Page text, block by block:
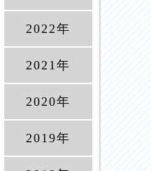
2022年
2021年
2020年
2019年